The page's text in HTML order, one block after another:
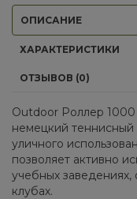
ОПИСАНИЕ
ХАРАКТЕРИСТИКИ
ОТЗЫВОВ (0)
Outdoor Роллер
немецкий теннисный
уличного
позволяет активно
учебных заведениях,
клубах.